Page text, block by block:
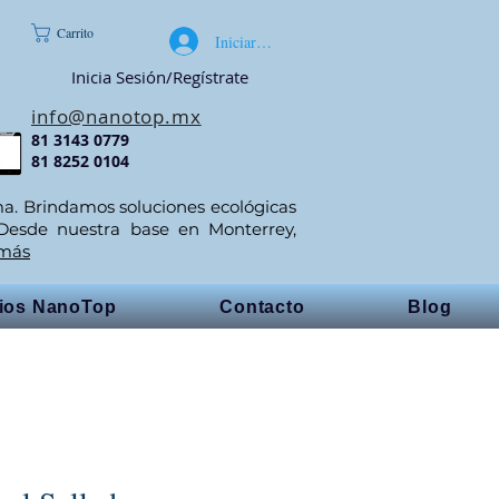
Carrito
Inicia Sesión/Regístrate
Iniciar sesión
info@nanotop.mx
81 3143 0779
81 8252 0104
Brindamos soluciones ecológicas
nuestra base en Monterrey,
NanoTop Contacto Blog